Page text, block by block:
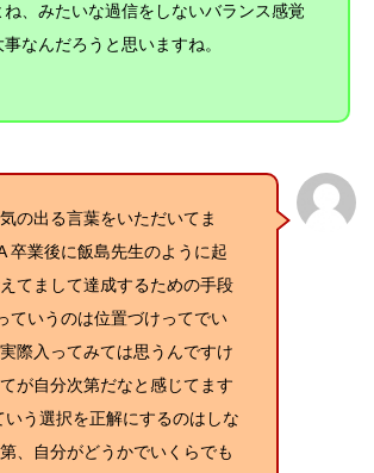
ね、みたいな過信をしないバランス感覚
事なんだろうと思いますね。
の出る言葉をいただいてま
卒業後に飯島先生のように起
てまして達成するための手段
ていうのは位置づけってでい
際入ってみては思うんですけ
が自分次第だなと感じてます
いう選択を正解にするのはしな
、自分がどうかでいくらでも